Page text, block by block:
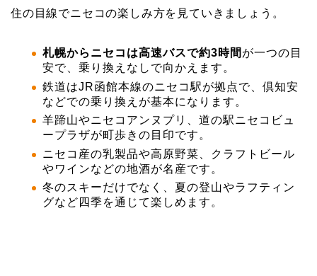
住の目線でニセコの楽しみ方を見ていきましょう。
札幌からニセコは高速バスで約3時間 が一つの目
安で、乗り換えなしで向かえます。
鉄道はJR函館本線のニセコ駅が拠点で、倶知安
などでの乗り換えが基本になります。
羊蹄山やニセコアンヌプリ、道の駅ニセコビュ
ープラザが町歩きの目印です。
ニセコ産の乳製品や高原野菜、クラフトビール
やワインなどの地酒が名産です。
冬のスキーだけでなく、夏の登山やラフティン
グなど四季を通じて楽しめます。